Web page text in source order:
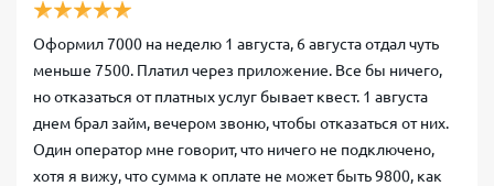
Оформил 7000 на неделю 1 августа, 6 августа отдал чуть
меньше 7500. Платил через приложение. Все бы ничего,
но отказаться от платных услуг бывает квест. 1 августа
днем брал займ, вечером звоню, чтобы отказаться от них.
Один оператор мне говорит, что ничего не подключено,
хотя я вижу, что сумма к оплате не может быть 9800, как